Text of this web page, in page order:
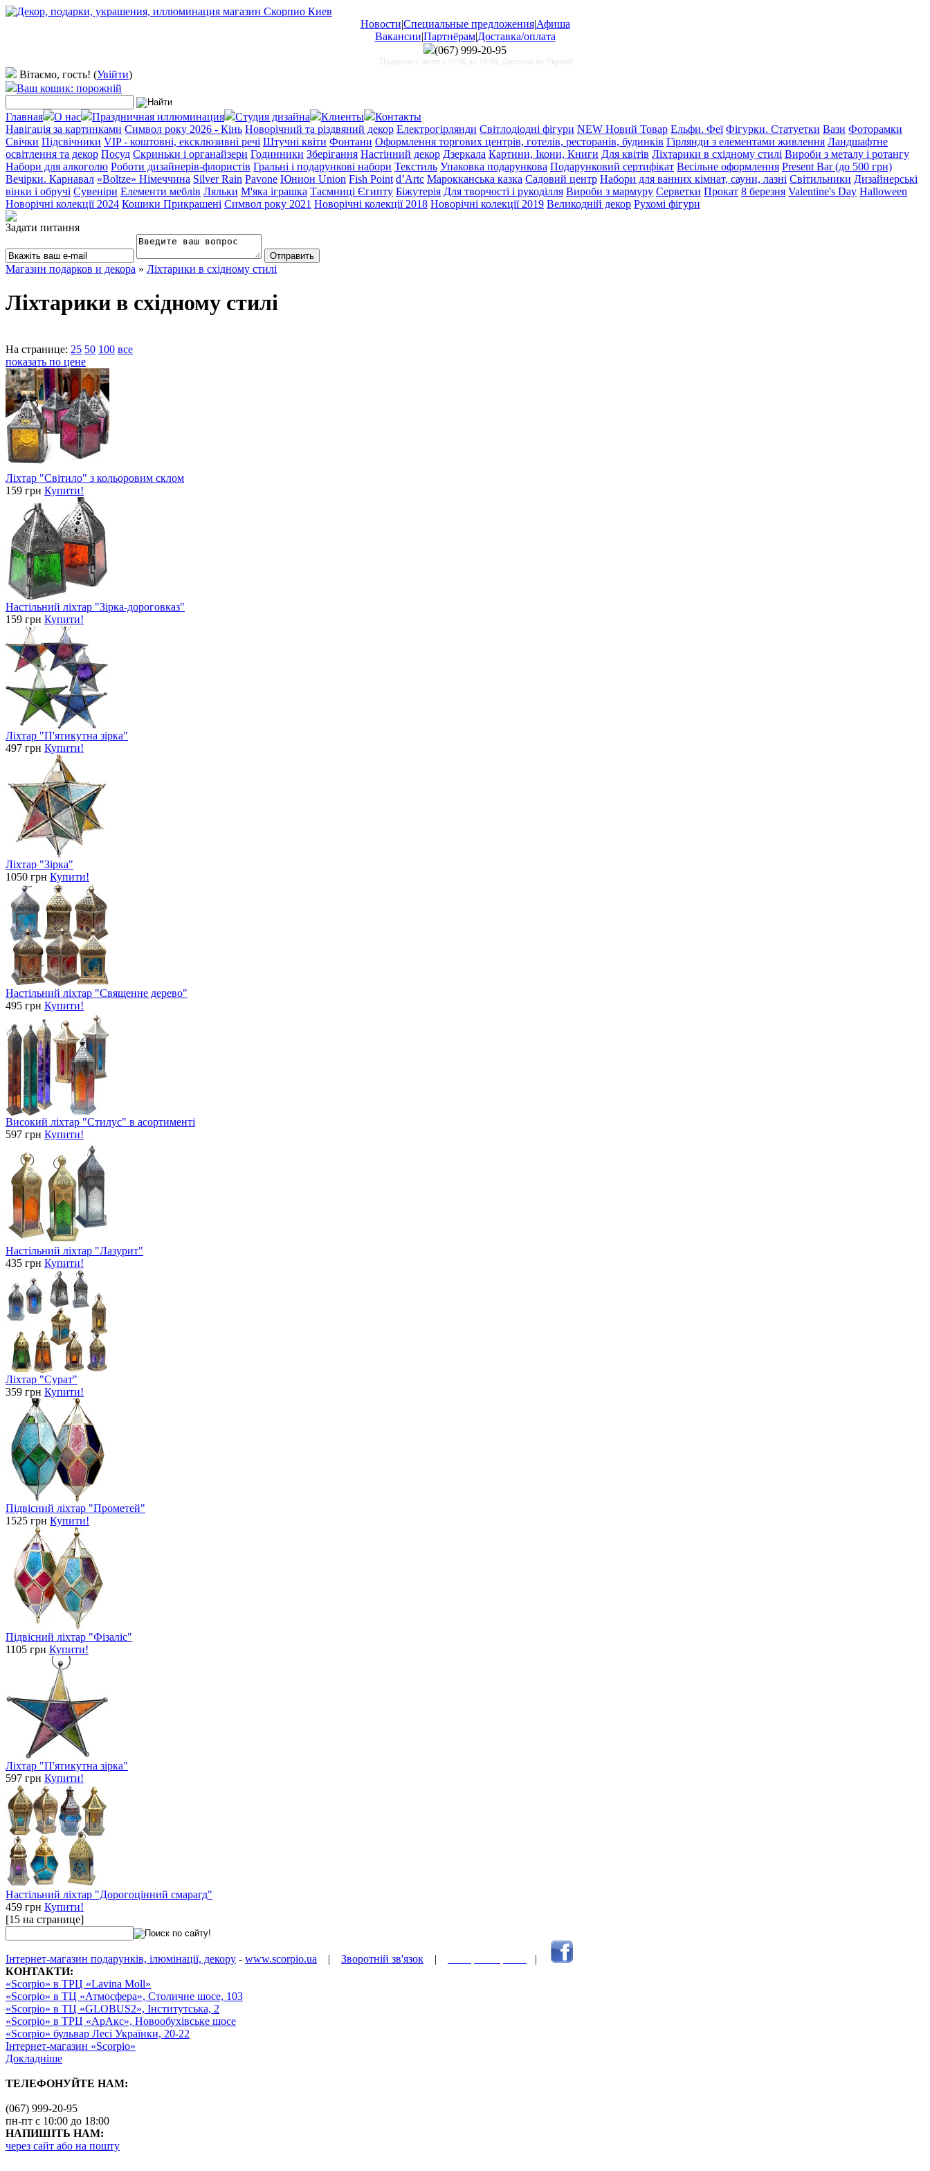
Новости|Специальные предложения|Афиша
Вакансии|Партнёрам|Доставка/оплата
(067) 999-20-95
Працюємо: пн-пт с 10:00 до 18:00; Доставка по Україні!
Вітаємо, гость! (Увійти)
Ваш кошик: порожній
Главная О нас Праздничная иллюминация Студия дизайна Клиенты
Контакты
Навігація за картинками Символ року 2026 - Кінь Новорічний та різдвяний декор Електрогірлянди Світлодіодні фігури NEW Новий Товар Ельфи. Феї Фігурки. Статуетки Вази Фоторамки
Свічки Підсвічники VIP - коштовні, ексклюзивні речі Штучні квіти Фонтани Оформлення торгових центрів, готелів, ресторанів, будинків Гірлянди з елементами живлення Ландшафтне
освітлення та декор Посуд Скриньки і органайзери Годинники Зберігання Настінний декор Дзеркала Картини, Ікони, Книги Для квітів Ліхтарики в східному стилі Вироби з металу і ротангу
Набори для алкоголю Роботи дизайнерів-флористів Гральні і подарункові набори Текстиль Упаковка подарункова Подарунковий сертифікат Весільне оформлення Present Bar (до 500 грн)
Вечірки. Карнавал «Boltze» Німеччина Silver Rain Pavone Юнион Union Fish Point d’Artc Марокканська казка Садовий центр Набори для ванних кімнат, сауни, лазні Світильники Дизайнерські
вінки і обручі Сувеніри Елементи меблів Ляльки М'яка іграшка Таємниці Єгипту Біжутерія Для творчості і рукоділля Вироби з мармуру Серветки Прокат 8 березня Valentine's Day Halloween
Новорічні колекції 2024 Кошики Прикрашені Символ року 2021 Новорічні колекції 2018 Новорічні колекції 2019 Великодній декор Рухомі фігури
Задати питання
Магазин подарков и декора » Ліхтарики в східному стилі
Ліхтарики в східному стилі
На странице: 25 50 100 все
показать по цене
Ліхтар "Світило" з кольоровим склом
159 грн Купити!
Настільний ліхтар "Зірка-дороговказ"
159 грн Купити!
Ліхтар "П'ятикутна зірка"
497 грн Купити!
Ліхтар "Зірка"
1050 грн Купити!
Настільний ліхтар "Священне дерево"
495 грн Купити!
Високий ліхтар "Стилус" в асортименті
597 грн Купити!
Настільний ліхтар "Лазурит"
435 грн Купити!
Ліхтар "Сурат"
359 грн Купити!
Підвісний ліхтар "Прометей"
1525 грн Купити!
Підвісний ліхтар "Фізаліс"
1105 грн Купити!
Ліхтар "П'ятикутна зірка"
597 грн Купити!
Настільний ліхтар "Дорогоцінний смарагд"
459 грн Купити!
[15 на странице]
Інтернет-магазин подарунків, ілюмінації, декору - www.scorpio.ua | Зворотній зв'язок |
|
КОНТАКТИ:
«Scorpio» в ТРЦ «Lavina Moll»
«Scorpio» в ТЦ «Атмосфера», Столичне шосе, 103
«Scorpio» в ТЦ «GLOBUS2», Інститутська, 2
«Scorpio» в ТРЦ «АрАкс», Новообухівське шосе
«Scorpio» бульвар Лесі Українки, 20-22
Інтернет-магазин «Scorpio»
Докладніше
ТЕЛЕФОНУЙТЕ НАМ:
(067) 999-20-95
пн-пт с 10:00 до 18:00
НАПИШІТЬ НАМ:
через сайт або на пошту